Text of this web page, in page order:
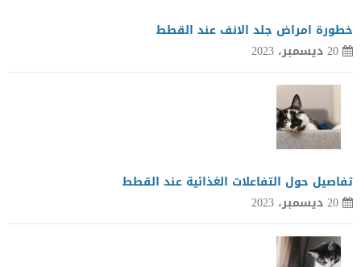
خطورة امراض جلد الانف عند القطط
20 ديسمبر، 2023
تفاصيل حول التفاعلات الغذائية عند القطط
20 ديسمبر، 2023